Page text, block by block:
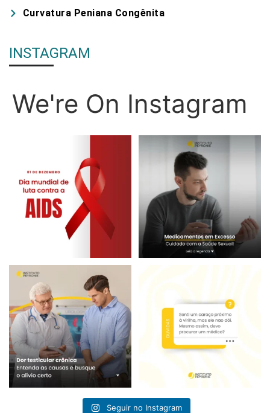
Curvatura Peniana Congênita
INSTAGRAM
We're On Instagram
O uso excessivo de medicamentos
para problemas
A dor testicular crônica é uma
condição que afeta...
Seguir no Instagram